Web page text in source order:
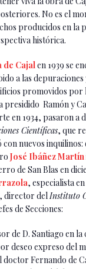
No es el
producidos en la
histórica.
de Cajalen 1939 se
a las depuraciones
promovidos por
presidido Ramón y
en 1934, pasaron a
Científicas, que
nuevos inquilinos:
José Ibáñez Martín
de San Blas en
, especialista
director delInstituto
de Secciones:
de D. Santiago en la
deseo expreso del
doctor Fernando de